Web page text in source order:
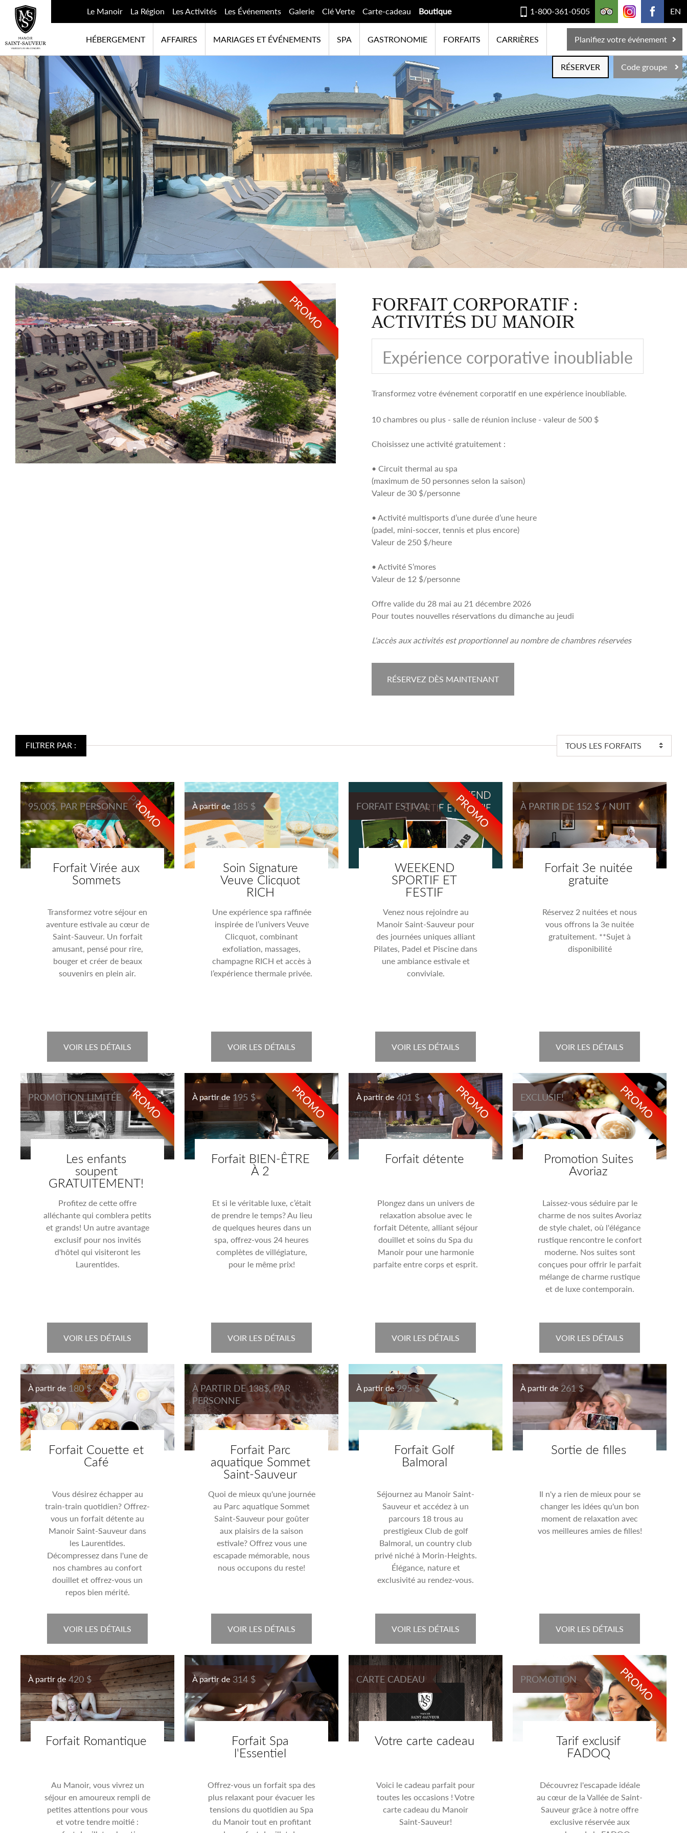
Le Manoir La Région Les Activités Les Événements Galerie Clé Verte Carte-cadeau Boutique EN
1-800-361-0505
HÉBERGEMENT AFFAIRES MARIAGES ET ÉVÉNEMENTS SPA GASTRONOMIE FORFAITS CARRIÈRES Planifiez votre événement
Code groupe
RÉSERVER
FORFAIT CORPORATIF :
ACTIVITÉS DU MANOIR
Expérience corporative inoubliable
Transformez votre événement corporatif en une expérience inoubliable.
10 chambres ou plus - salle de réunion incluse - valeur de 500 $
Choisissez une activité gratuitement :
• Circuit thermal au spa
(maximum de 50 personnes selon la saison)
Valeur de 30 $/personne
• Activité multisports d’une durée d’une heure
(padel, mini-soccer, tennis et plus encore)
Valeur de 250 $/heure
• Activité S’mores
Valeur de 12 $/personne
Offre valide du 28 mai au 21 décembre 2026
Pour toutes nouvelles réservations du dimanche au jeudi
L'accès aux activités est proportionnel au nombre de chambres réservées
RÉSERVEZ DÈS MAINTENANT
PROMO
FILTRER PAR : TOUS LES FORFAITS
PROMO
95,00$, PAR PERSONNE
Forfait Virée aux
Sommets
Transformez votre séjour en
aventure estivale au cœur de
Saint-Sauveur. Un forfait
amusant, pensé pour rire,
bouger et créer de beaux
souvenirs en plein air.
VOIR LES DÉTAILS
À partir de 185 $
Soin Signature
Veuve Clicquot
RICH
Une expérience spa raffinée
inspirée de l’univers Veuve
Clicquot, combinant
exfoliation, massages,
champagne RICH et accès à
l’expérience thermale privée.
VOIR LES DÉTAILS
PROMO
FORFAIT ESTIVAL
WEEKEND
SPORTIF ET
FESTIF
Venez nous rejoindre au
Manoir Saint-Sauveur pour
des journées uniques alliant
Pilates, Padel et Piscine dans
une ambiance estivale et
conviviale.
VOIR LES DÉTAILS
À PARTIR DE 152 $ / NUIT
Forfait 3e nuitée
gratuite
Réservez 2 nuitées et nous
vous offrons la 3e nuitée
gratuitement. **Sujet à
disponibilité
VOIR LES DÉTAILS
PROMO
PROMOTION LIMITÉE
Les enfants
soupent
GRATUITEMENT!
Profitez de cette offre
alléchante qui comblera petits
et grands! Un autre avantage
exclusif pour nos invités
d'hôtel qui visiteront les
Laurentides.
VOIR LES DÉTAILS
PROMO
À partir de 195 $
Forfait BIEN-ÊTRE
À 2
Et si le véritable luxe, c’était
de prendre le temps? Au lieu
de quelques heures dans un
spa, offrez-vous 24 heures
complètes de villégiature,
pour le même prix!
VOIR LES DÉTAILS
PROMO
À partir de 401 $
Forfait détente
Plongez dans un univers de
relaxation absolue avec le
forfait Détente, alliant séjour
douillet et soins du Spa du
Manoir pour une harmonie
parfaite entre corps et esprit.
VOIR LES DÉTAILS
PROMO
EXCLUSIF!
Promotion Suites
Avoriaz
Laissez-vous séduire par le
charme de nos suites Avoriaz
de style chalet, où l'élégance
rustique rencontre le confort
moderne. Nos suites sont
conçues pour offrir le parfait
mélange de charme rustique
et de luxe contemporain.
VOIR LES DÉTAILS
À partir de 180 $
Forfait Couette et
Café
Vous désirez échapper au
train-train quotidien? Offrez-
vous un forfait détente au
Manoir Saint-Sauveur dans
les Laurentides.
Décompressez dans l'une de
nos chambres au confort
douillet et offrez-vous un
repos bien mérité.
VOIR LES DÉTAILS
À PARTIR DE 138$, PAR
PERSONNE
Forfait Parc
aquatique Sommet
Saint-Sauveur
Quoi de mieux qu'une journée
au Parc aquatique Sommet
Saint-Sauveur pour goûter
aux plaisirs de la saison
estivale? Offrez vous une
escapade mémorable, nous
nous occupons du reste!
VOIR LES DÉTAILS
À partir de295 $
Forfait Golf
Balmoral
Séjournez au Manoir Saint-
Sauveur et accédez à un
parcours 18 trous au
prestigieux Club de golf
Balmoral, un country club
privé niché à Morin-Heights.
Élégance, nature et
exclusivité au rendez-vous.
VOIR LES DÉTAILS
À partir de 261 $
Sortie de filles
Il n'y a rien de mieux pour se
changer les idées qu'un bon
moment de relaxation avec
vos meilleures amies de filles!
VOIR LES DÉTAILS
À partir de 420 $
Forfait Romantique
Au Manoir, vous vivrez un
séjour en amoureux rempli de
petites attentions pour vous
et votre tendre moitié :
À partir de 314 $
Forfait Spa
l'Essentiel
Offrez-vous un forfait spa des
plus relaxant pour évacuer les
tensions du quotidien au Spa
du Manoir tout en profitant
CARTE CADEAU
Votre carte cadeau
Voici le cadeau parfait pour
toutes les occasions ! Votre
carte cadeau du Manoir
Saint-Sauveur!
PROMO
PROMOTION
Tarif exclusif
FADOQ
Découvrez l'escapade idéale
au cœur de la Vallée de Saint-
Sauveur grâce à notre offre
exclusive réservée aux